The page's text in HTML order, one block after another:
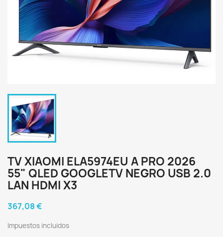
TV XIAOMI ELA5974EU A PRO 2026
55" QLED GOOGLETV NEGRO USB 2.0
LAN HDMI X3
367,08 €
Impuestos incluidos